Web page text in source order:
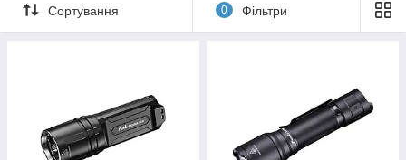
Сортування 0 Фільтри